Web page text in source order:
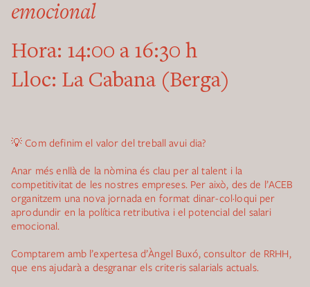
emocional
Hora: 14:00 a 16:30 h
Lloc: La Cabana (Berga)
💡 Com definim el valor del treball avui dia?
Anar més enllà de la nòmina és clau per al talent i la
competitivitat de les nostres empreses. Per això, des de l’ACEB
organitzem una nova jornada en format dinar-col·loqui per
aprodundir en la política retributiva i el potencial del salari
emocional.
Comptarem amb l’expertesa d’Àngel Buxó, consultor de RRHH,
que ens ajudarà a desgranar els criteris salarials actuals.